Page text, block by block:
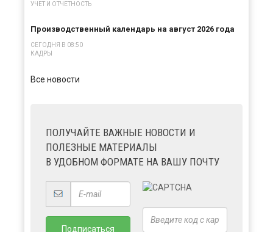
УЧЕТ И ОТЧЕТНОСТЬ
Производственный календарь на август 2026 года
СЕГОДНЯ В 08:50
КАДРЫ
Все новости
ПОЛУЧАЙТЕ ВАЖНЫЕ НОВОСТИ И
ПОЛЕЗНЫЕ МАТЕРИАЛЫ
В УДОБНОМ ФОРМАТЕ НА ВАШУ ПОЧТУ